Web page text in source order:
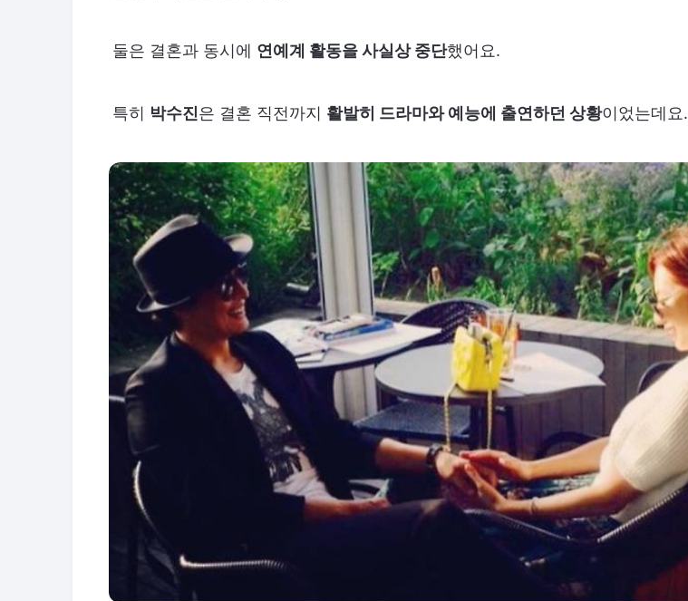
둘은 결혼과 동시에 연예계 활동을 사실상 중단했어요.
특히 박수진은 결혼 직전까지 활발히 드라마와 예능에 출연하던 상황이었는데요.